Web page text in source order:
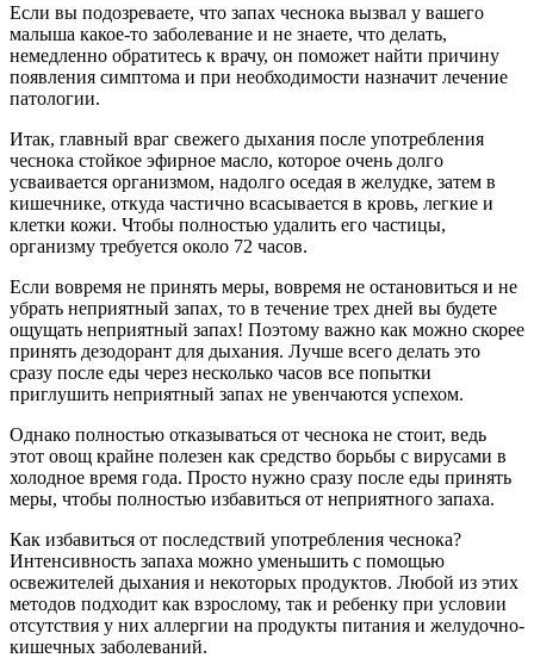
Если вы подозреваете, что запах чеснока вызвал у вашего
малыша какое-то заболевание и не знаете, что делать,
немедленно обратитесь к врачу, он поможет найти причину
появления симптома и при необходимости назначит лечение
патологии.
Итак, главный враг свежего дыхания после употребления
чеснока стойкое эфирное масло, которое очень долго
усваивается организмом, надолго оседая в желудке, затем в
кишечнике, откуда частично всасывается в кровь, легкие и
клетки кожи. Чтобы полностью удалить его частицы,
организму требуется около 72 часов.
Если вовремя не принять меры, вовремя не остановиться и не
убрать неприятный запах, то в течение трех дней вы будете
ощущать неприятный запах! Поэтому важно как можно скорее
принять дезодорант для дыхания. Лучше всего делать это
сразу после еды через несколько часов все попытки
приглушить неприятный запах не увенчаются успехом.
Однако полностью отказываться от чеснока не стоит, ведь
этот овощ крайне полезен как средство борьбы с вирусами в
холодное время года. Просто нужно сразу после еды принять
меры, чтобы полностью избавиться от неприятного запаха.
Как избавиться от последствий употребления чеснока?
Интенсивность запаха можно уменьшить с помощью
освежителей дыхания и некоторых продуктов. Любой из этих
методов подходит как взрослому, так и ребенку при условии
отсутствия у них аллергии на продукты питания и желудочно-
кишечных заболеваний.